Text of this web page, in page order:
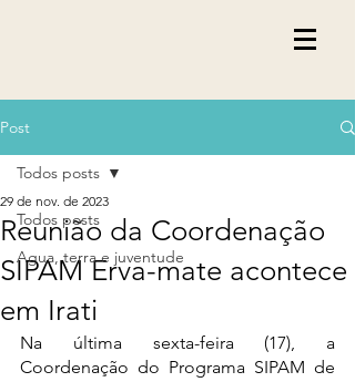
Post
Todos posts
Agua, terra e juventude
Todos posts
Reunião da Coordenação
SIPAM Erva-mate acontece
em Irati
29 de nov. de 2023
Na última sexta-feira (17), a
Coordenação do Programa SIPAM de